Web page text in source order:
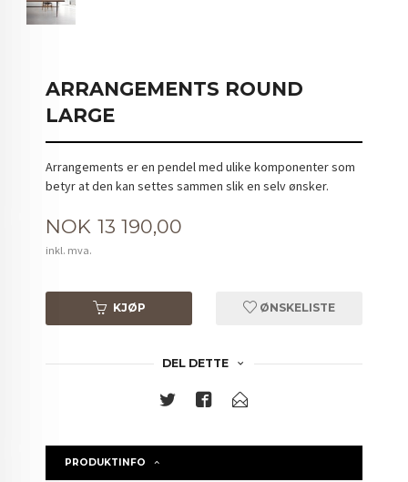
ARRANGEMENTS ROUND
LARGE
Arrangements er en pendel med ulike komponenter som
betyr at den kan settes sammen slik en selv ønsker.
Pris
NOK 13 190,00
inkl. mva.
KJØP ØNSKELISTE
DEL DETTE
PRODUKTINFO